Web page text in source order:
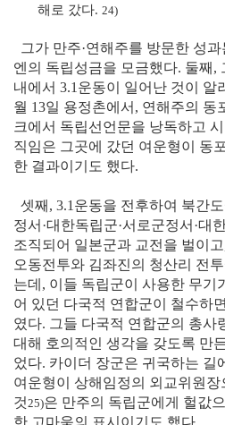
해로 갔다. 24)
그가 만주·연해주를 방문한 성
엔의 독립성금을 모금했다. 둘째,
내에서 3.1운동이 일어난 것이 알
월 13일 용정촌에서, 연해주의 동
크에서 독립선언문을 낭독하고
직임은 그곳에 갔던 여운형이 동
한 결과이기도 했다.
셋째, 3.1운동을 전후하여 북간
정서·대한독립군·서로군정서·대
조직되어 일본군과 교전을 벌이
오동전투와 김좌진의 청산리 전
는데, 이들 독립군이 사용한 무기
어 있던 다국적 연합군이 철수하
였다. 그들 다국적 연합군의 총사
대해 호의적인 생각을 갖도록 만
었다. 카이더 장군은 귀국하는 길
여운형이 상해임정의 외교위원
것25)은 만주의 독립군에게 헐값
한 고마움의 표시이기도 했다.